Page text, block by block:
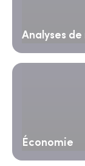
Analyses
Économie